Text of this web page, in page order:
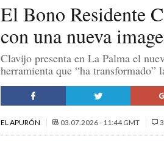
El Bono Residente
con una nueva
Clavijo presenta en La Palma el
herramienta que “ha transformado”
EL APURÓN 03.07.2026 - 11:44 GMT 3